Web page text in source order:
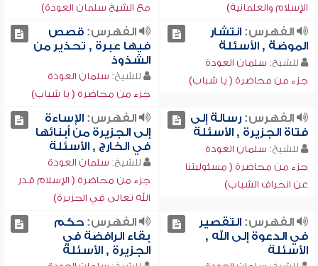
الإسلام والعلمانية) مع الشيخ سلمان العودة)
الفهرس:انتشار
الموضة , الأسئلة
للشيخ: سلمان العودة
جزء من محاضرة ( يا شباب)
الفهرس:قصص
فيها عبرة , تحذير من
الشذوذ
للشيخ: سلمان العودة
جزء من محاضرة ( يا شباب)
الفهرس:رسالة إلى
فتاة الجزيرة , الأسئلة
للشيخ: سلمان العودة
جزء من محاضرة ( مسئوليتنا
عن انحراف الشباب)
الفهرس:الإساءة
إلى الجزيرة من أبنائها
في الخارج , الأسئلة
للشيخ: سلمان العودة
جزء من محاضرة ( الإسلام قدر
الله تعالى في الجزيرة)
الفهرس:التقصير
في الدعوة إلى الله ,
الأسئلة
الفهرس:حكم
بقاء الرافضة في
الجزيرة , الأسئلة